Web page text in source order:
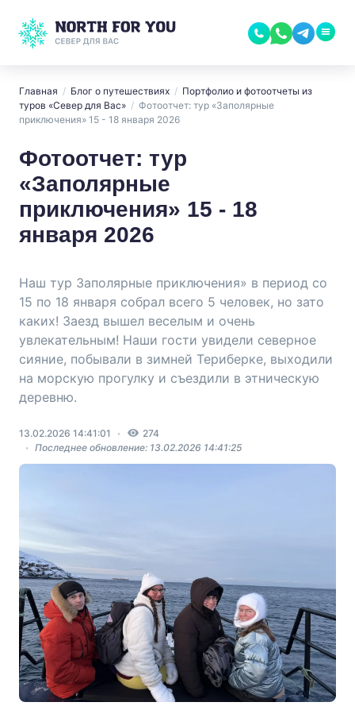
Главная / Блог о путешествиях / Портфолио и фотоотчеты из
туров «Север для Вас» / Фотоотчет: тур «Заполярные
приключения» 15 - 18 января 2026
Фотоотчет: тур
«Заполярные
приключения» 15 - 18
января 2026
Наш тур Заполярные приключения» в период со
15 по 18 января собрал всего 5 человек, но зато
каких! Заезд вышел веселым и очень
увлекательным! Наши гости увидели северное
сияние, побывали в зимней Териберке, выходили
на морскую прогулку и съездили в этническую
деревню.
13.02.2026 14:41:01
274
Последнее обновление: 13.02.2026 14:41:25